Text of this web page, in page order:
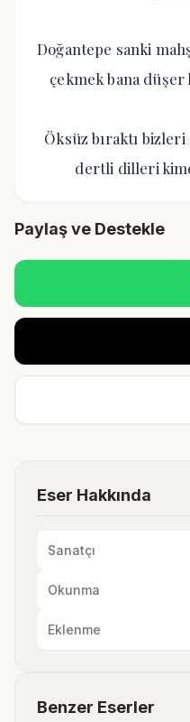
Doğantepe sanki
çekmek bana
Öksüz bıraktı
dertli dilleri
Paylaş ve Destekle
Eser Hakkında
Sanatçı
Okunma
Eklenme
Benzer Eserler